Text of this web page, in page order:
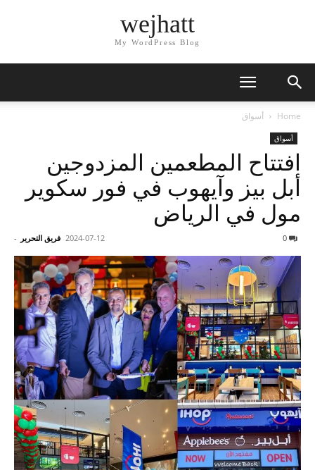
wejhatt
My WordPress Blog
Home أسواق
أسواق
افتتاح المطعمين المزدوجين
أبل بيز وآيهوب في فور سكوير
مول في الرياض
فريق التحرير - 2024-07-12